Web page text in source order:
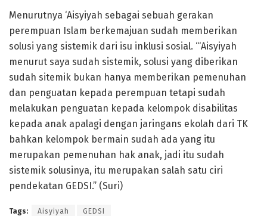
Menurutnya ‘Aisyiyah sebagai sebuah gerakan
perempuan Islam berkemajuan sudah memberikan
solusi yang sistemik dari isu inklusi sosial. “‘Aisyiyah
menurut saya sudah sistemik, solusi yang diberikan
sudah sitemik bukan hanya memberikan pemenuhan
dan penguatan kepada perempuan tetapi sudah
melakukan penguatan kepada kelompok disabilitas
kepada anak apalagi dengan jaringans ekolah dari TK
bahkan kelompok bermain sudah ada yang itu
merupakan pemenuhan hak anak, jadi itu sudah
sistemik solusinya, itu merupakan salah satu ciri
pendekatan GEDSI.” (Suri)
Tags: Aisyiyah GEDSI